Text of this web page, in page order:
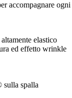
accompagnare ogni
elastico
ed effetto wrinkle
sulla spalla